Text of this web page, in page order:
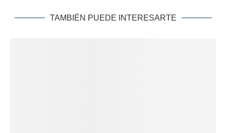
TAMBIÉN PUEDE INTERESARTE